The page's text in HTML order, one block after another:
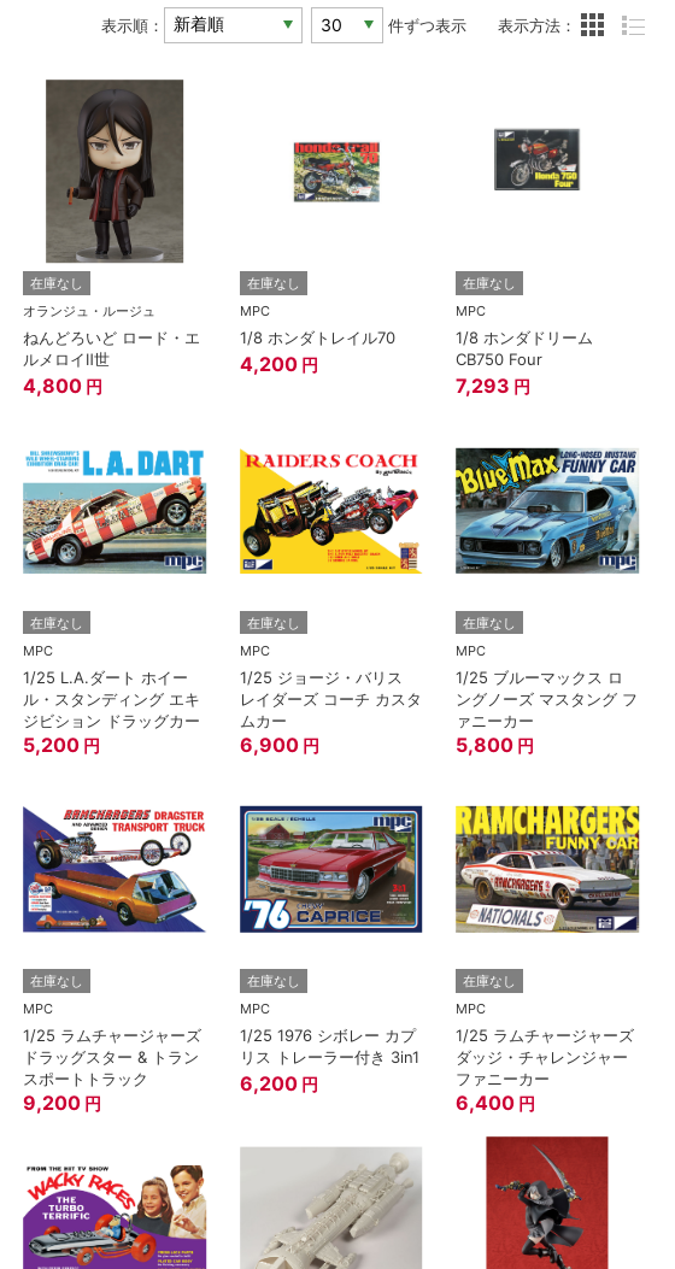
表示順： 件ずつ表示 表示方法：
在庫なし
オランジュ・ルージュ
ねんどろいど ロード・エ
ルメロイⅡ世
4,800 円
在庫なし
MPC
1/8 ホンダトレイル70
4,200 円
在庫なし
MPC
1/8 ホンダドリーム
CB750 Four
7,293 円
在庫なし
MPC
1/25 L.A.ダート ホイー
ル・スタンディング エキ
ジビション ドラッグカー
5,200 円
在庫なし
MPC
1/25 ジョージ・バリス
レイダーズ コーチ カスタ
ムカー
6,900 円
在庫なし
MPC
1/25 ブルーマックス ロ
ングノーズ マスタング フ
ァニーカー
5,800 円
在庫なし
MPC
1/25 ラムチャージャーズ
ドラッグスター & トラン
スポートトラック
9,200 円
在庫なし
MPC
1/25 1976 シボレー カプ
リス トレーラー付き 3in1
6,200 円
在庫なし
MPC
1/25 ラムチャージャーズ
ダッジ・チャレンジャー
ファニーカー
6,400 円